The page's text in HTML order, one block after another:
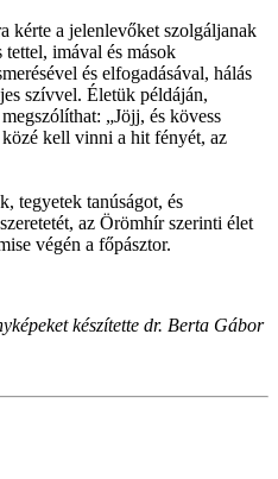
kérte a jelenlevőket szolgáljanak
imával és mások
és elfogadásával, hálás
szívvel. Életük példáján,
„Jöjj, és kövess
kell vinni a hit fényét, az
tegyetek tanúságot, és
az Örömhír szerinti élet
végén a főpásztor.
készítette dr. Berta Gábor